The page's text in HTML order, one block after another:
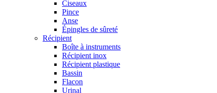
Ciseaux
Pince
Anse
Épingles de sûreté
Récipient
Boîte à instruments
Récipient inox
Récipient plastique
Bassin
Flacon
Urinal